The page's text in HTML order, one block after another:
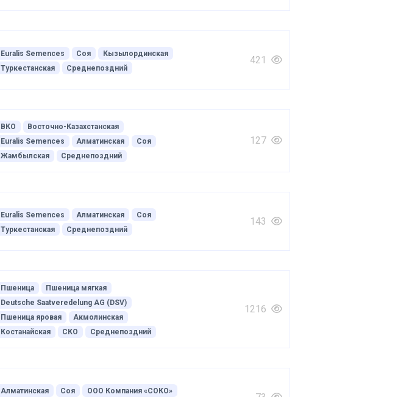
Euralis Semences Соя
Кызылординская
Туркестанская
Среднепоздний
421
ВКО
Восточно-Казахстанская
Euralis Semences
Алматинская
Соя
Жамбылская
Среднепоздний
127
Euralis Semences Алматинская
Соя
Туркестанская
Среднепоздний
143
Пшеница
Пшеница мягкая
Deutsche Saatveredelung AG (DSV)
Пшеница яровая
Акмолинская
Костанайская
СКО Среднепоздний
1216
Алматинская Соя
ООО Компания «СОКО»